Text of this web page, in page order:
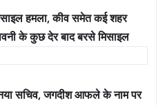
हमला, कीव समेत कई शहर
के कुछ देर बाद बरसे मिसाइल
नया सचिव, जगदीश आफले के नाम पर